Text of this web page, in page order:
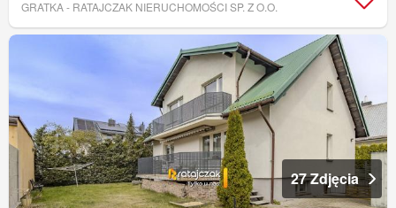
GRATKA - RATAJCZAK NIERUCHOMOŚCI SP. Z O.O.
27 Zdjęcia